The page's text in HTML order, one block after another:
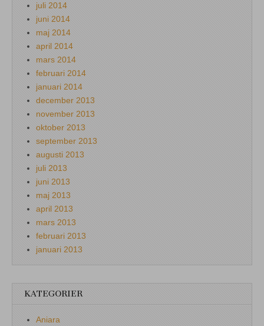
juli 2014
juni 2014
maj 2014
april 2014
mars 2014
februari 2014
januari 2014
december 2013
november 2013
oktober 2013
september 2013
augusti 2013
juli 2013
juni 2013
maj 2013
april 2013
mars 2013
februari 2013
januari 2013
KATEGORIER
Aniara